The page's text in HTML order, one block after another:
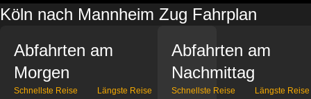
Köln nach Mannheim Zug Fahrplan
Abfahrten am
Morgen
Schnellste Reise Längste Reise
Abfahrten am
Nachmittag
Schnellste Reise Längste Reise